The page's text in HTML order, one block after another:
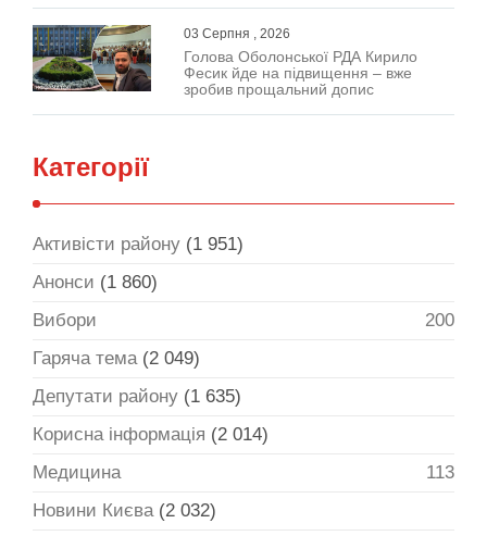
03 Серпня , 2026
Голова Оболонської РДА Кирило
Фесик йде на підвищення – вже
зробив прощальний допис
Категорії
Активісти району (1 951)
Анонси (1 860)
Вибори
200
Гаряча тема(2 049)
Депутати району (1 635)
Корисна інформація (2 014)
Медицина
113
Новини Києва(2 032)